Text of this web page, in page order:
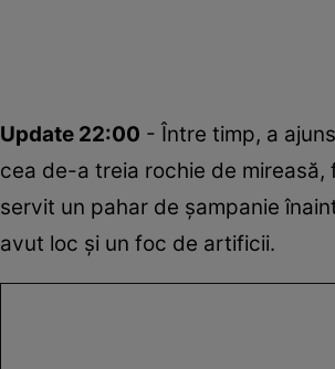
Update 22:00 - Între timp, a
cea de-a treia rochie de
servit un pahar de șampanie
avut loc și un foc de artificii.